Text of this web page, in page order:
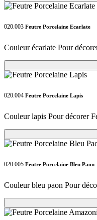
020.003 Feutre Porcelaine Ecarlate
Couleur écarlate Pour
Loading...
Loading...
020.004 Feutre Porcelaine Lapis
Couleur lapis Pour décorer
Loading...
Loading...
020.005 Feutre Porcelaine Bleu Paon
Couleur bleu paon Pour
Loading...
Loading...